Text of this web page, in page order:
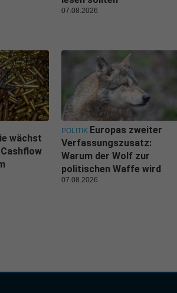
07.08.2026
wächst
POLITIK Europas zweiter
Verfassungszusatz:
Warum der Wolf zur
politischen Waffe wird
07.08.2026